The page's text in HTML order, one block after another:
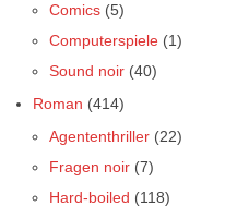
Comics (5)
Computerspiele (1)
Sound noir (40)
Roman (414)
Agententhriller (22)
Fragen noir (7)
Hard-boiled (118)